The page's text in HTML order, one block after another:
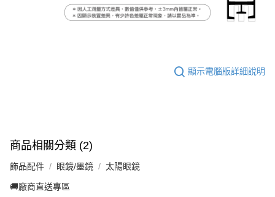
顯示電腦版詳細說明
商品相關分類 (2)
飾品配件 眼鏡/墨鏡 太陽眼鏡
🚚廠商直送專區